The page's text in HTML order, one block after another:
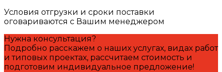
Условия отгрузки и сроки поставки
оговариваются с Вашим менеджером
Нужна консультация?
Подробно расскажем о наших услугах, видах работ
и типовых проектах, рассчитаем стоимость и
подготовим индивидуальное предложение!